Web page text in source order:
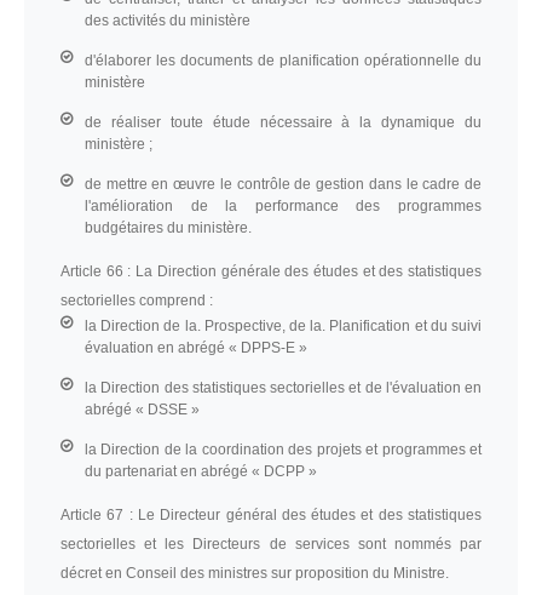
des activités du ministère
d'élaborer les documents de planification opérationnelle du
ministère
de réaliser toute étude nécessaire à la dynamique du
ministère ;
de mettre en œuvre le contrôle de gestion dans le cadre de
l'amélioration de la performance des programmes
budgétaires du ministère.
Article 66 : La Direction générale des études et des statistiques
sectorielles comprend :
la Direction de la. Prospective, de la. Planification et du suivi
évaluation en abrégé « DPPS-E »
la Direction des statistiques sectorielles et de l'évaluation en
abrégé « DSSE »
la Direction de la coordination des projets et programmes et
du partenariat en abrégé « DCPP »
Article 67 :Le Directeur général des études et des statistiques
sectorielles et les Directeurs de services sont nommés par
décret en Conseil des ministres sur proposition du Ministre.